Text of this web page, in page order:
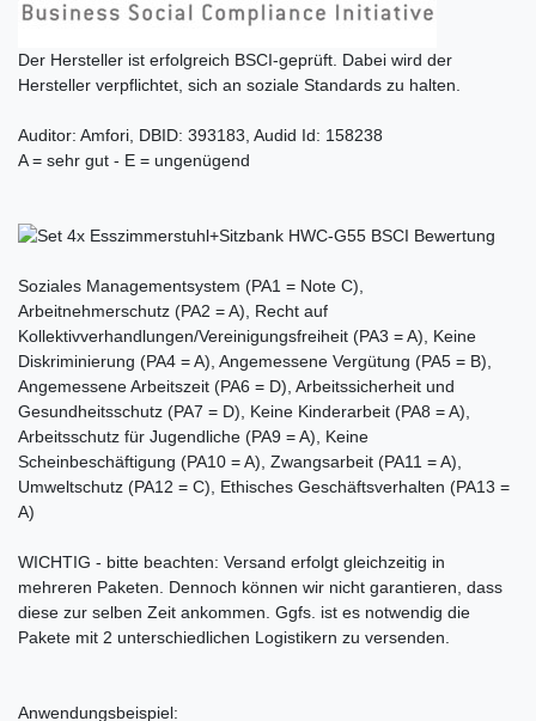
Der Hersteller ist erfolgreich BSCI-geprüft. Dabei wird der
Hersteller verpflichtet, sich an soziale Standards zu halten.
Auditor: Amfori, DBID: 393183, Audid Id: 158238
A = sehr gut - E = ungenügend
Soziales Managementsystem (PA1 = Note C),
Arbeitnehmerschutz (PA2 = A), Recht auf
Kollektivverhandlungen/Vereinigungsfreiheit (PA3 = A), Keine
Diskriminierung (PA4 = A), Angemessene Vergütung (PA5 = B),
Angemessene Arbeitszeit (PA6 = D), Arbeitssicherheit und
Gesundheitsschutz (PA7 = D), Keine Kinderarbeit (PA8 = A),
Arbeitsschutz für Jugendliche (PA9 = A), Keine
Scheinbeschäftigung (PA10 = A), Zwangsarbeit (PA11 = A),
Umweltschutz (PA12 = C), Ethisches Geschäftsverhalten (PA13 =
A)
WICHTIG - bitte beachten: Versand erfolgt gleichzeitig in
mehreren Paketen. Dennoch können wir nicht garantieren, dass
diese zur selben Zeit ankommen. Ggfs. ist es notwendig die
Pakete mit 2 unterschiedlichen Logistikern zu versenden.
Anwendungsbeispiel: